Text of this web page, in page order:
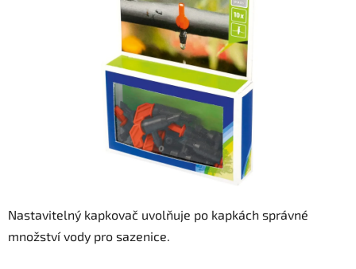
Nastavitelný kapkovač uvolňuje po kapkách správné
množství vody pro sazenice.